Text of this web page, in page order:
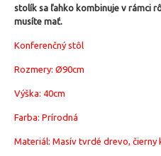
stolík sa ľahko kombinuje v rámci
musíte mať.
Konferenčný stôl
Rozmery: Ø90cm
Výška: 40cm
Farba: Prírodná
Materiál: Masív tvrdé drevo, čierny